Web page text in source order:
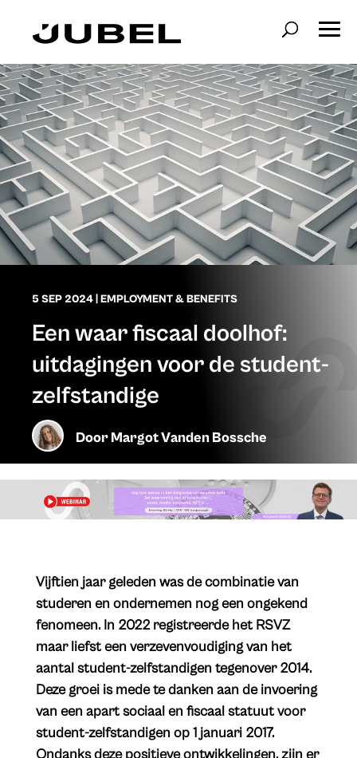
5 SEP 2024 EMPLOYMENT & BENEFITS
Een waar fiscaal doolhof:
uitdagingen voor de student-
zelfstandige
DoorMargot Vanden Bossche
Vijftien jaar geleden was de combinatie van
studeren en ondernemen nog een ongekend
fenomeen. In 2022 registreerde het RSVZ
maar liefst een verzevenvoudiging van het
aantal student-zelfstandigen tegenover 2014.
Deze groei is mede te danken aan de invoering
van een apart sociaal en fiscaal statuut voor
student-zelfstandigen op 1 januari 2017.
Ondanks deze positieve ontwikkelingen, zijn er